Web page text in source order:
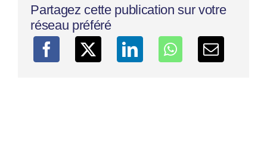
Partagez cette publication sur votre
réseau préféré